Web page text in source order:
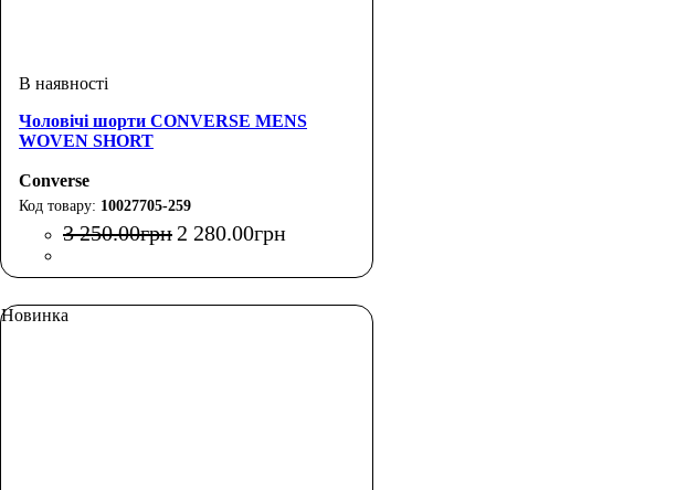
Чоловічі шорти CONVERSE MENS
WOVEN SHORT
Converse
10027705-259
3 250.00грн 2 280.00грн
Новинка